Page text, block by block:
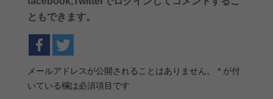
ともできます。
メールアドレスが公開されることはありません。 * が付
いている欄は必須項目です